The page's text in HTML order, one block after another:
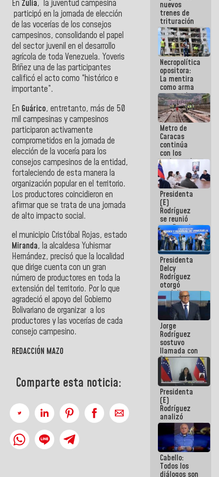
En Zulia, la juventud campesina
participó en la jornada de elección
de las vocerías de los consejos
campesinos, consolidando el papel
del sector juvenil en el desarrollo
agrícola de toda Venezuela. Yoveris
Briñez una de las participantes
calificó el acto como “histórico e
importante”.
En Guárico, entretanto, más de 50
mil campesinas y campesinos
participaron activamente
comprometidos en la jornada de
elección de la vocería para los
consejos campesinos de la entidad,
fortaleciendo de esta manera la
organización popular en el territorio.
Los productores coincidieron en
afirmar que se trata de una jornada
de alto impacto social.
el municipio Cristóbal Rojas, estado
Miranda, la alcaldesa Yuhismar
Hernández, precisó que la localidad
que dirige cuenta con un gran
número de productores en toda la
extensión del territorio. Por lo que
agradeció el apoyo del Gobierno
Bolivariano de organizar a los
productores ylas vocerías de cada
consejo campesino.
REDACCIÓN MAZO
Comparte esta noticia:
embarrarla
nuevos
trenes de
trituración
para
optimizar
manejo de
escombros
en La Guaira
Necropolítica
opositora:
La mentira
como arma
contra el
Pueblo
Metro de
Caracas
continúa
con los
trabajos de
mantenimiento
e inspección
en la Línea 2
Presidenta
(E)
Rodríguez
se reunió
con Estado
Mayor
Eléctrico
para
abordar
planes de
acción
Presidenta
Delcy
Rodríguez
otorgó
medalla
"Héroe de
Venezuela"
a servidores
públicos
Jorge
Rodríguez
sostuvo
llamada con
Dinorah
Figuera y
acuerdan
primer
encuentro
presencial
para el
diálogo
Presidenta
(E)
Rodríguez
analizó
junto a
gobernadores
planes de
recuperación
del Sistema
Eléctrico
Cabello:
Todos los
diálogos son